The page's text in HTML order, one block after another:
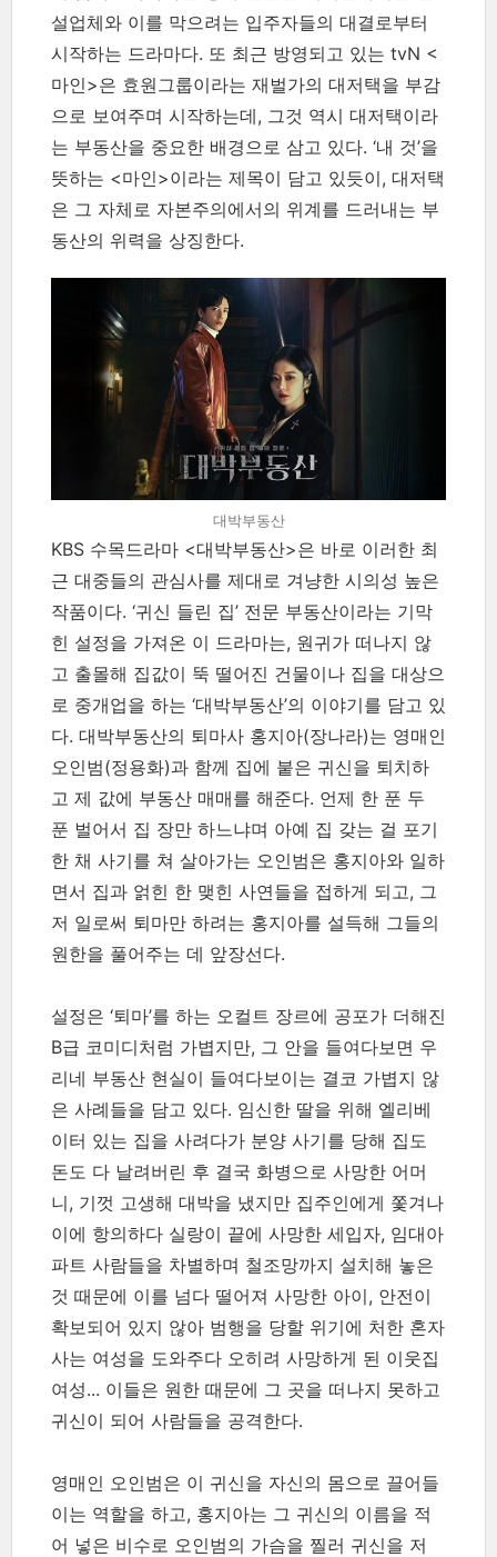
설업체와 이를 막으려는 입주자들의 대결로부터
시작하는 드라마다. 또 최근 방영되고 있는 tvN <
마인>은 효원그룹이라는 재벌가의 대저택을 부감
으로 보여주며 시작하는데, 그것 역시 대저택이라
는 부동산을 중요한 배경으로 삼고 있다. ‘내 것’을
뜻하는 <마인>이라는 제목이 담고 있듯이, 대저택
은 그 자체로 자본주의에서의 위계를 드러내는 부
동산의 위력을 상징한다.
대박부동산
KBS 수목드라마 <대박부동산>은 바로 이러한 최
근 대중들의 관심사를 제대로 겨냥한 시의성 높은
작품이다. ‘귀신 들린 집’ 전문 부동산이라는 기막
힌 설정을 가져온 이 드라마는, 원귀가 떠나지 않
고 출몰해 집값이 뚝 떨어진 건물이나 집을 대상으
로 중개업을 하는 ‘대박부동산’의 이야기를 담고 있
다. 대박부동산의 퇴마사 홍지아(장나라)는 영매인
오인범(정용화)과 함께 집에 붙은 귀신을 퇴치하
고 제 값에 부동산 매매를 해준다. 언제 한 푼 두
푼 벌어서 집 장만 하느냐며 아예 집 갖는 걸 포기
한 채 사기를 쳐 살아가는 오인범은 홍지아와 일하
면서 집과 얽힌 한 맺힌 사연들을 접하게 되고, 그
저 일로써 퇴마만 하려는 홍지아를 설득해 그들의
원한을 풀어주는 데 앞장선다.
설정은 ‘퇴마’를 하는 오컬트 장르에 공포가 더해진
B급 코미디처럼 가볍지만, 그 안을 들여다보면 우
리네 부동산 현실이 들여다보이는 결코 가볍지 않
은 사례들을 담고 있다. 임신한 딸을 위해 엘리베
이터 있는 집을 사려다가 분양 사기를 당해 집도
돈도 다 날려버린 후 결국 화병으로 사망한 어머
니, 기껏 고생해 대박을 냈지만 집주인에게 쫓겨나
이에 항의하다 실랑이 끝에 사망한 세입자, 임대아
파트 사람들을 차별하며 철조망까지 설치해 놓은
것 때문에 이를 넘다 떨어져 사망한 아이, 안전이
확보되어 있지 않아 범행을 당할 위기에 처한 혼자
사는 여성을 도와주다 오히려 사망하게 된 이웃집
여성... 이들은 원한 때문에 그 곳을 떠나지 못하고
귀신이 되어 사람들을 공격한다.
영매인 오인범은 이 귀신을 자신의 몸으로 끌어들
이는 역할을 하고, 홍지아는 그 귀신의 이름을 적
어 넣은 비수로 오인범의 가슴을 찔러 귀신을 저